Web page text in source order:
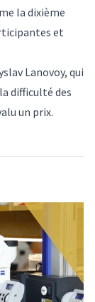
la dixième
et
Lanovoy, qui
difficulté des
un prix.